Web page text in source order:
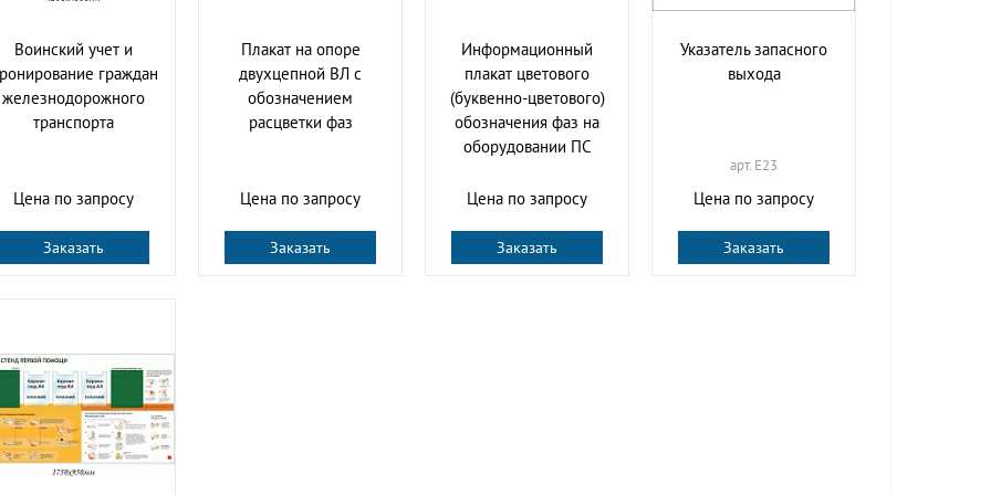
Воинский учет и
граждан
железнодорожного
транспорта
Цена по запросу
Заказать
Плакат на опоре
двухцепной ВЛ с
обозначением
расцветки фаз
Цена по запросу
Заказать
Информационный
плакат цветового
(буквенно-цветового)
обозначения фаз на
оборудовании ПС
Цена по запросу
Заказать
Указатель запасного
выхода
арт. E23
Цена по запросу
Заказать